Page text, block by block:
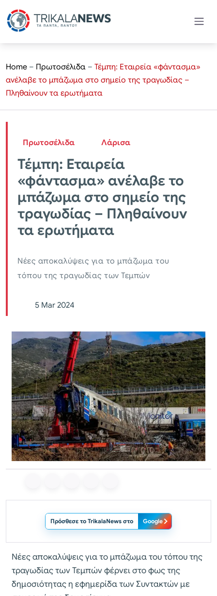
Home – Πρωτοσέλιδα – Τέμπη: Εταιρεία «φάντασμα»
ανέλαβε το μπάζωμα στο σημείο της τραγωδίας –
Πληθαίνουν τα ερωτήματα
Πρωτοσέλιδα Λάρισα
Τέμπη: Εταιρεία
«φάντασμα» ανέλαβε το
μπάζωμα στο σημείο της
τραγωδίας – Πληθαίνουν
τα ερωτήματα
Νέες αποκαλύψεις για το μπάζωμα του
τόπου της τραγωδίας των Τεμπών
5 Mar 2024
Πρόσθεσε το TrikalaNews στο Google
Νέες αποκαλύψεις για το μπάζωμα του τόπου της
τραγωδίας των Τεμπών φέρνει στο φως της
δημοσιότητας η εφημερίδα των Συντακτών με